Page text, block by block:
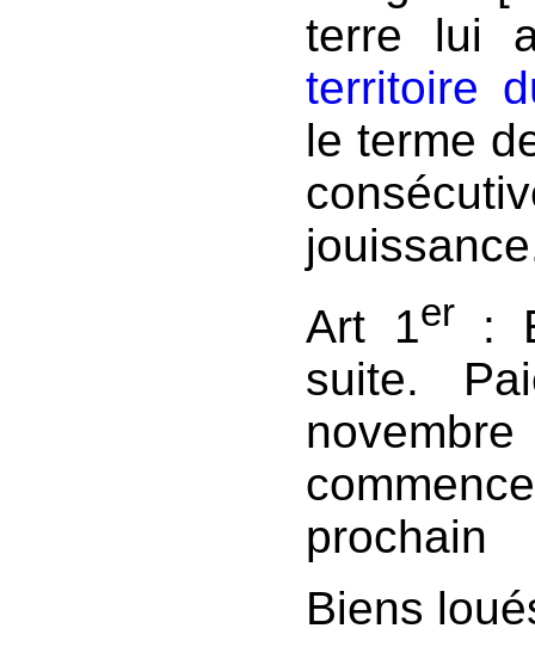
terre lui
territoire
le terme
Art 1er :
suite.
prochain
Biens